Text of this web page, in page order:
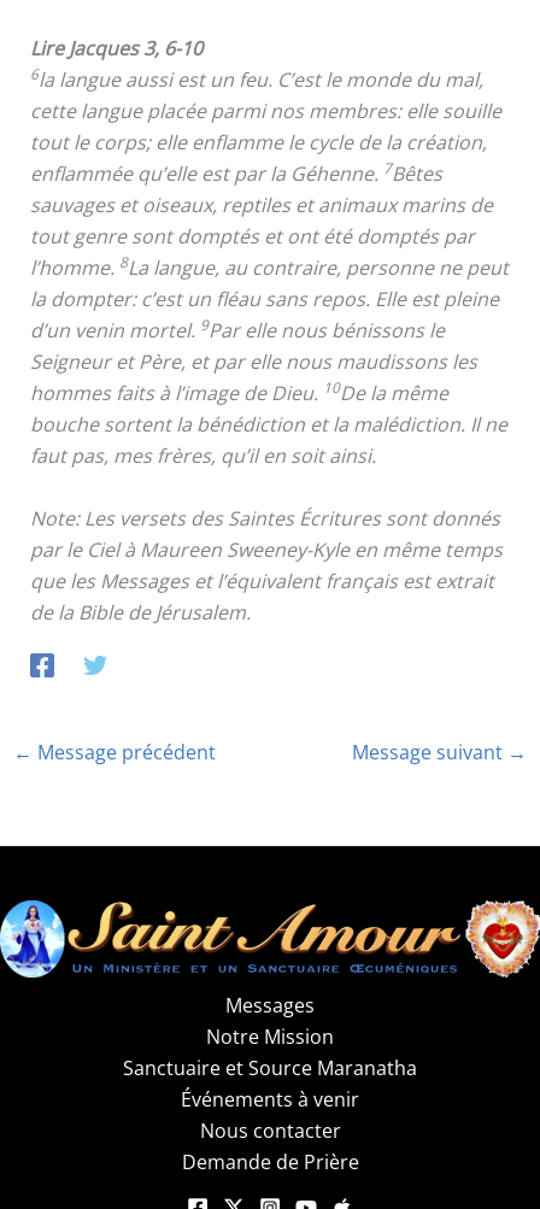
Lire Jacques 3, 6-10
6la langue aussi est un feu. C’est le monde du mal,
cette langue placée parmi nos membres: elle souille
tout le corps; elle enflamme le cycle de la création,
enflammée qu’elle est par la Géhenne. 7Bêtes
sauvages et oiseaux, reptiles et animaux marins de
tout genre sont domptés et ont été domptés par
l’homme. 8La langue, au contraire, personne ne peut
la dompter: c’est un fléau sans repos. Elle est pleine
d’un venin mortel. 9Par elle nous bénissons le
Seigneur et Père, et par elle nous maudissons les
hommes faits à l’image de Dieu. 10De la même
bouche sortent la bénédiction et la malédiction. Il ne
faut pas, mes frères, qu’il en soit ainsi.
Note: Les versets des Saintes Écritures sont donnés
par le Ciel à Maureen Sweeney-Kyle en même temps
que les Messages et l’équivalent français est extrait
de la Bible de Jérusalem.
← Message précédent Message suivant →
Messages
Notre Mission
Sanctuaire et Source Maranatha
Événements à venir
Nous contacter
Demande de Prière